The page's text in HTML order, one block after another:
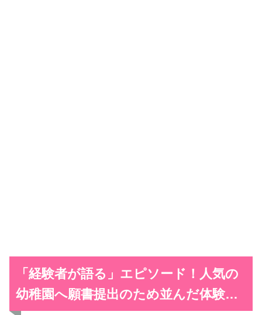
「経験者が語る」 エピソード！人気の
幼稚園へ願書提出のため並んだ体験…